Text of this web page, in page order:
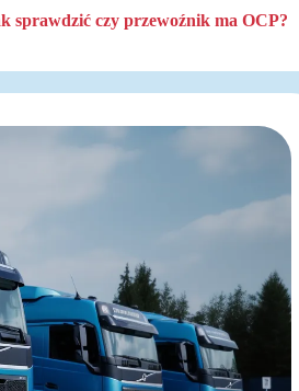
sprawdzić czy przewoźnik ma OCP?